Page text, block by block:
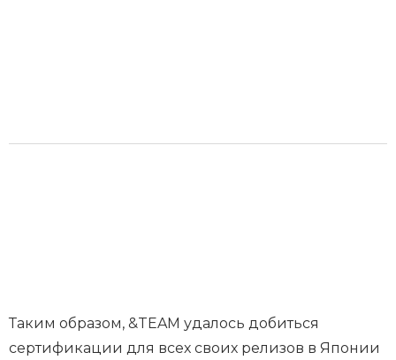
Таким образом, &TEAM удалось добиться
сертификации для всех своих релизов в Японии